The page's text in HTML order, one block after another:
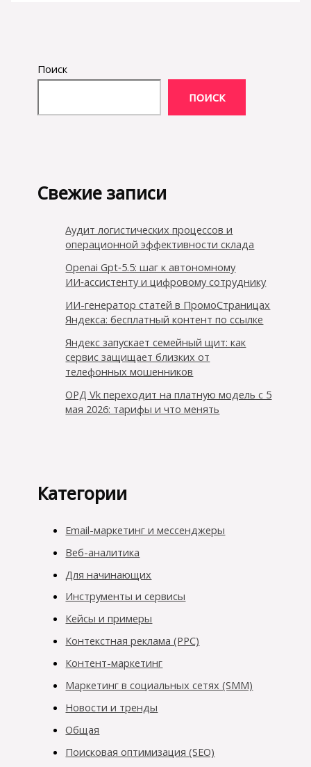
Поиск
ПОИСК
Свежие записи
Аудит логистических процессов и
операционной эффективности склада
Openai Gpt‑5.5: шаг к автономному
ИИ‑ассистенту и цифровому сотруднику
ИИ-генератор статей в ПромоСтраницах
Яндекса: бесплатный контент по ссылке
Яндекс запускает семейный щит: как
сервис защищает близких от
телефонных мошенников
ОРД Vk переходит на платную модель с 5
мая 2026: тарифы и что менять
Категории
Email-маркетинг и мессенджеры
Веб-аналитика
Для начинающих
Инструменты и сервисы
Кейсы и примеры
Контекстная реклама (PPC)
Контент-маркетинг
Маркетинг в социальных сетях (SMM)
Новости и тренды
Общая
Поисковая оптимизация (SEO)